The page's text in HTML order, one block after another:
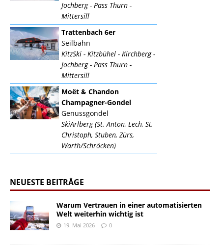
Jochberg - Pass Thurn -
Mittersill
Trattenbach 6er
Seilbahn
KitzSki - Kitzbühel - Kirchberg -
Jochberg - Pass Thurn -
Mittersill
Moët & Chandon
Champagner-Gondel
Genussgondel
SkiArlberg (St. Anton, Lech, St.
Christoph, Stuben, Zürs,
Warth/Schröcken)
NEUESTE BEITRÄGE
Warum Vertrauen in einer automatisierten
Welt weiterhin wichtig ist
19. Mai 2026 0